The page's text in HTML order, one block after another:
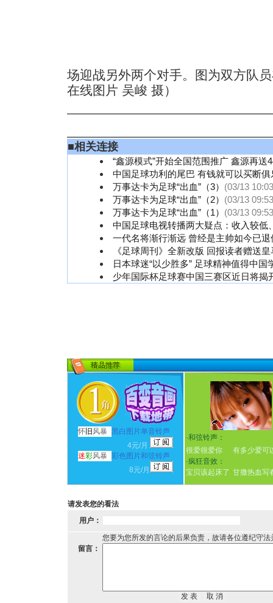
场迎战另外两个对手。图为双方队
在线图片 吴峻 摄）
■相关连接
“鑫源模式”开始全国范围推广 鑫源再送
中国足球功利的尾巴 有钱就可以买断
万事达卡为足球“出血”（3） (03/13
万事达卡为足球“出血”（2） (03/13
万事达卡为足球“出血”（1） (03/13
中国足球电视转播两大疑点：收入较低
一代名将渐行渐远 曾经是主帅如今已退
《足球周刊》全新改版 回报读者赠送
日本球迷“以少胜多” 足球精神值得中国
少年国际杯足球赛中国三赛区近日将揭
怀 旧 风暴
黑白图片单音铃声
4元/月
迷彩风暴 彩色图片和弦铃声
8元/月
·和弦铃声：
很爱很爱你
有多少爱可
·疯狂音效：
宝贝该起床了 甘撒热血写
请发表您的看法
用户：
您要为您所发的言论的后果负责，故请各位遵纪守
留言：